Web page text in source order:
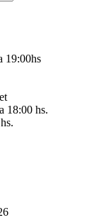
19:00hs
18:00 hs.